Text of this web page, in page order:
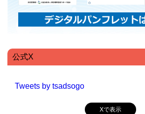
公式X
Tweets by tsadsogo
Xで表示